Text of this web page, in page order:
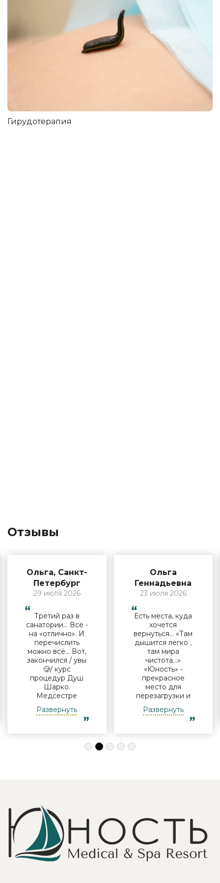
Гирудотерапия
Отзывы
Ольга, Санкт-
Петербург
29 июля 2026
Третий раз в
санатории… Всё -
на «отлично». И
перечислить
можно всё… Вот,
закончился / увы
🥲/ курс
процедур Душ
Шарко.
Медсестре
Виктории -
огромная
благодарность за
для клиента! Вот
услуги уколов
озона или
углекислого газа;)
Тут главное,
чтобы
высококлассные
Развернуть
Ольга
Геннадьевна
23 июля 2026
Есть места, куда
хочется
вернуться… «Там
дышится легко ,
там мира
чистота…»
«Юность» -
прекрасное
место для
перезагрузки и
полноценного
отдыха
Шикарные аква
спортивными
море цветов,
фонтаны и
собственный
остров для
Развернуть